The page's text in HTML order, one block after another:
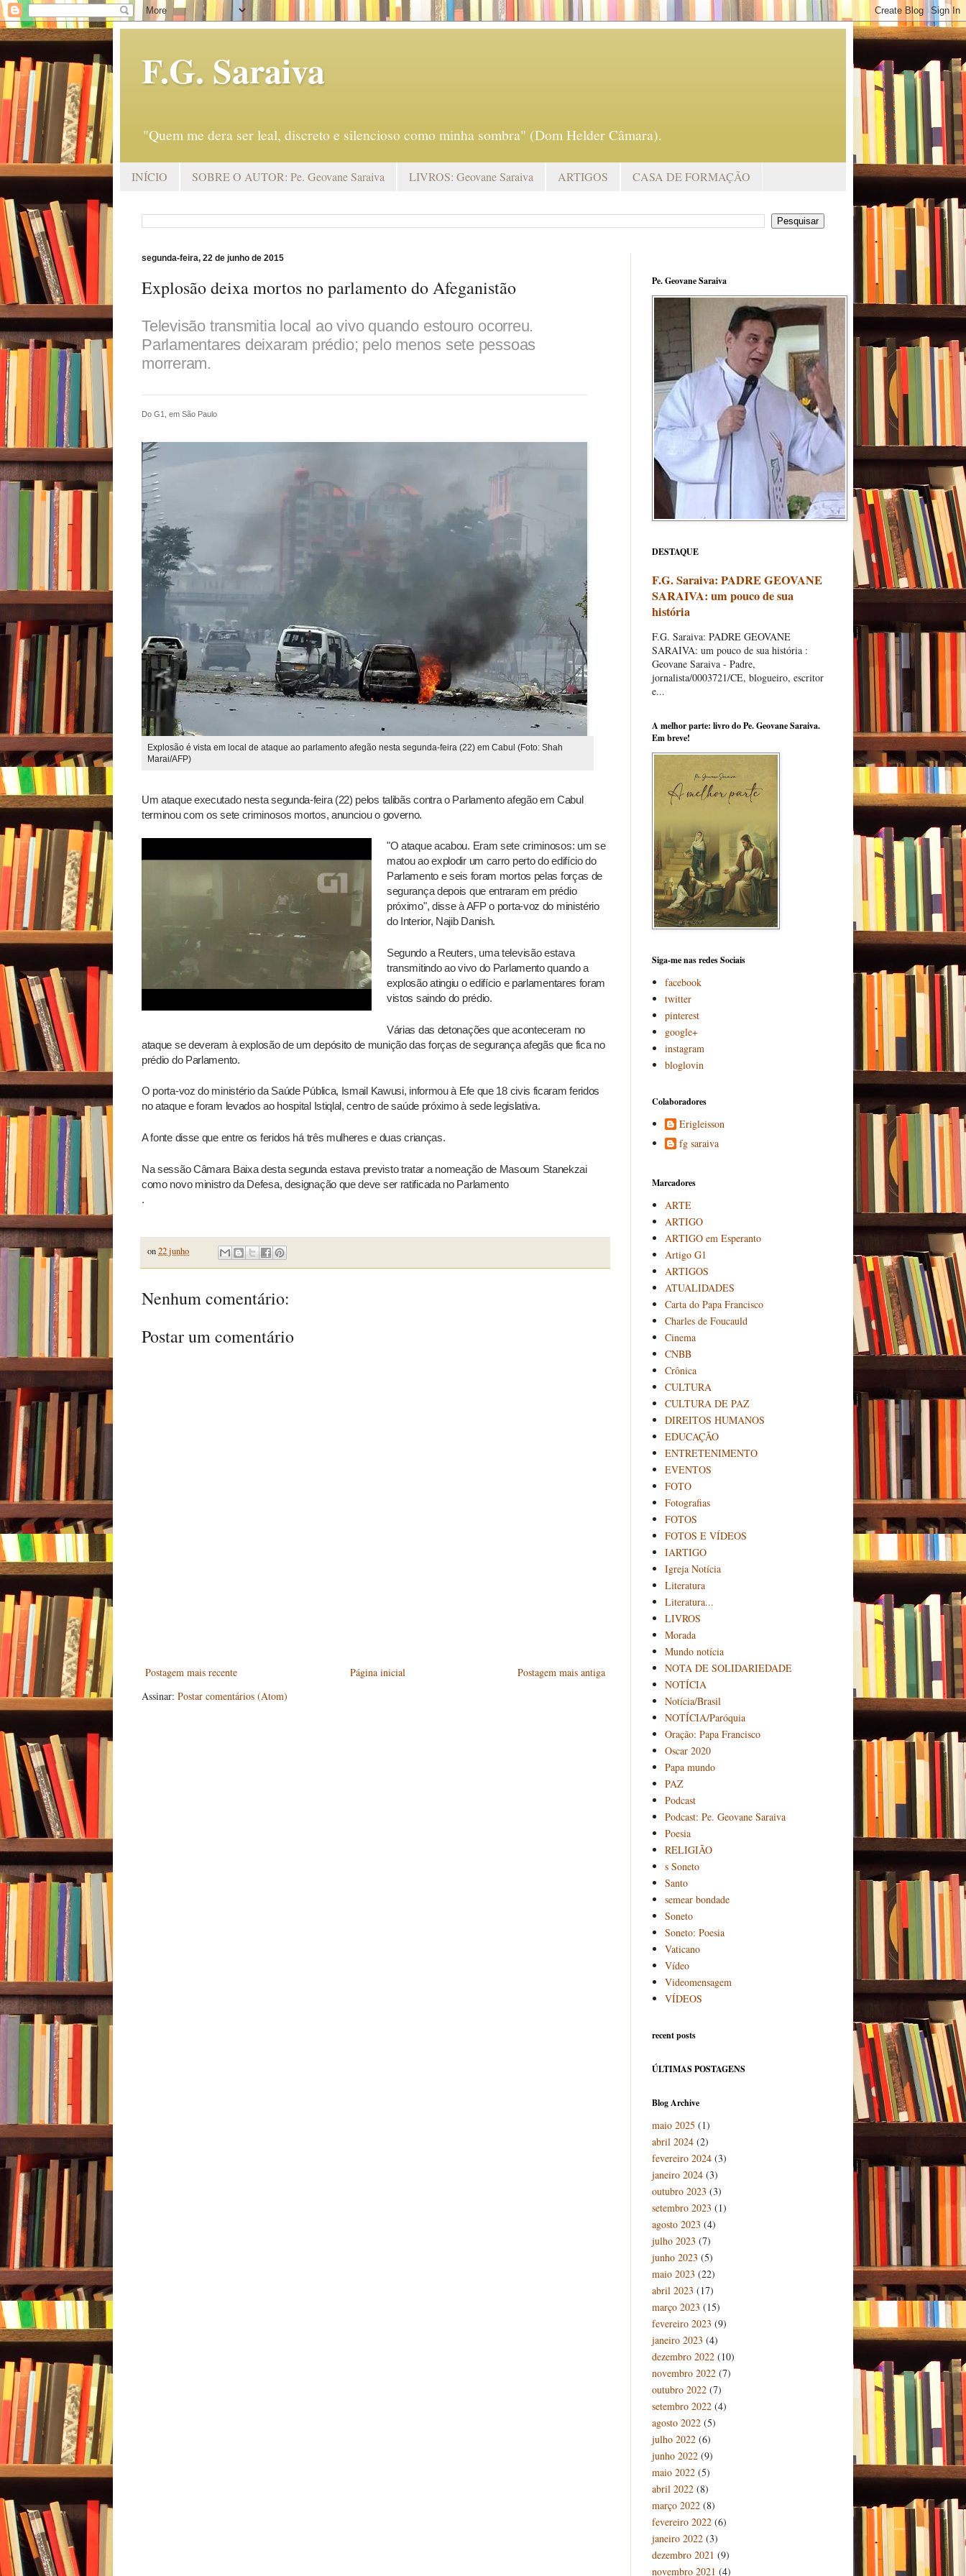
F.G. Saraiva
"Quem me dera ser leal, discreto e silencioso como minha sombra" (Dom Helder Câmara).
INÍCIO SOBRE O AUTOR: Pe. Geovane Saraiva LIVROS: Geovane Saraiva ARTIGOS CASA DE FORMAÇÃO
segunda-feira, 22 de junho de 2015
Explosão deixa mortos no parlamento do Afeganistão
Televisão transmitia local ao vivo quando estouro ocorreu.
Parlamentares deixaram prédio; pelo menos sete pessoas
morreram.
Do G1, em São Paulo
Explosão é vista em local de ataque ao parlamento afegão nesta segunda-feira (22) em Cabul (Foto: Shah
Marai/AFP)
Um ataque executado nesta segunda-feira (22) pelos talibãs contra o Parlamento afegão em Cabul
terminou com os sete criminosos mortos, anunciou o governo.
"O ataque acabou. Eram sete criminosos: um se
matou ao explodir um carro perto do edifício do
Parlamento e seis foram mortos pelas forças de
segurança depois que entraram em prédio
próximo", disse à AFP o porta-voz do ministério
do Interior, Najib Danish.
Segundo a Reuters, uma televisão estava
transmitindo ao vivo do Parlamento quando a
explosão atingiu o edifício e parlamentares foram
vistos saindo do prédio.
Várias das detonações que aconteceram no
ataque se deveram à explosão de um depósito de munição das forças de segurança afegãs que fica no
prédio do Parlamento.
O porta-voz do ministério da Saúde Pública, Ismail Kawusi, informou à Efe que 18 civis ficaram feridos
no ataque e foram levados ao hospital Istiqlal, centro de saúde próximo à sede legislativa.
A fonte disse que entre os feridos há três mulheres e duas crianças.
Na sessão Câmara Baixa desta segunda estava previsto tratar a nomeação de Masoum Stanekzai
como novo ministro da Defesa, designação que deve ser ratificada no Parlamento
.
on22 junho
Nenhum comentário:
Postar um comentário
Postagem mais recente Postagem mais antiga
Página inicial
Assinar: Postar comentários (Atom)
Pe. Geovane Saraiva
DESTAQUE
F.G. Saraiva: PADRE GEOVANE
SARAIVA: um pouco de sua
história
F.G. Saraiva: PADRE GEOVANE
SARAIVA: um pouco de sua história :
Geovane Saraiva - Padre,
jornalista/0003721/CE, blogueiro, escritor
e...
A melhor parte: livro do Pe. Geovane Saraiva.
Em breve!
Siga-me nas redes Sociais
facebook
twitter
pinterest
google+
instagram
bloglovin
Colaboradores
Erigleisson
fg saraiva
Marcadores
ARTE
ARTIGO
ARTIGO em Esperanto
Artigo G1
ARTIGOS
ATUALIDADES
Carta do Papa Francisco
Charles de Foucauld
Cinema
CNBB
Crônica
CULTURA
CULTURA DE PAZ
DIREITOS HUMANOS
EDUCAÇÃO
ENTRETENIMENTO
EVENTOS
FOTO
Fotografias
FOTOS
FOTOS E VÍDEOS
IARTIGO
Igreja Notícia
Literatura
Literatura...
LIVROS
Morada
Mundo notícia
NOTA DE SOLIDARIEDADE
NOTÍCIA
Notícia/Brasil
NOTÍCIA/Paróquia
Oração: Papa Francisco
Oscar 2020
Papa mundo
PAZ
Podcast
Podcast: Pe. Geovane Saraiva
Poesia
RELIGIÃO
s Soneto
Santo
semear bondade
Soneto
Soneto: Poesia
Vaticano
Vídeo
Videomensagem
VÍDEOS
recent posts
ÚLTIMAS POSTAGENS
Blog Archive
maio 2025 (1)
abril 2024 (2)
fevereiro 2024 (3)
janeiro 2024 (3)
outubro 2023 (3)
setembro 2023 (1)
agosto 2023 (4)
julho 2023 (7)
junho 2023 (5)
maio 2023 (22)
abril 2023 (17)
março 2023 (15)
fevereiro 2023 (9)
janeiro 2023 (4)
dezembro 2022 (10)
novembro 2022 (7)
outubro 2022 (7)
setembro 2022 (4)
agosto 2022 (5)
julho 2022 (6)
junho 2022 (9)
maio 2022 (5)
abril 2022 (8)
março 2022 (8)
fevereiro 2022 (6)
janeiro 2022 (3)
dezembro 2021 (9)
novembro 2021 (4)